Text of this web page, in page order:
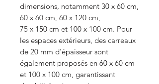
dimensions, notamment 30 x 60 cm,
60 x 60 cm, 60 x 120 cm,
75 x 150 cm et 100 x 100 cm. Pour
les espaces extérieurs, des carreaux
de 20 mm d’épaisseur sont
également proposés en 60 x 60 cm
et 100 x 100 cm, garantissant